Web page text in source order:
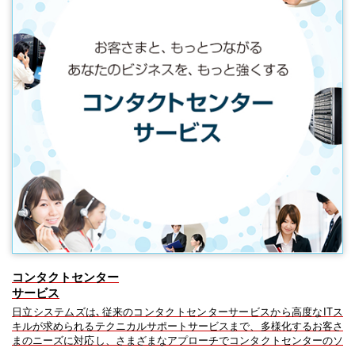
コンタクトセンター
サービス
日立システムズは､従来のコンタクトセンターサービスから高度なITス
キルが求められるテクニカルサポートサービスまで、多様化するお客さ
まのニーズに対応し、さまざまなアプローチでコンタクトセンターのソ